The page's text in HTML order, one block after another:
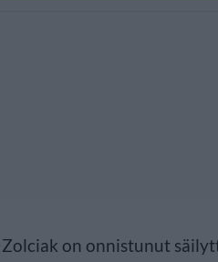
on onnistunut